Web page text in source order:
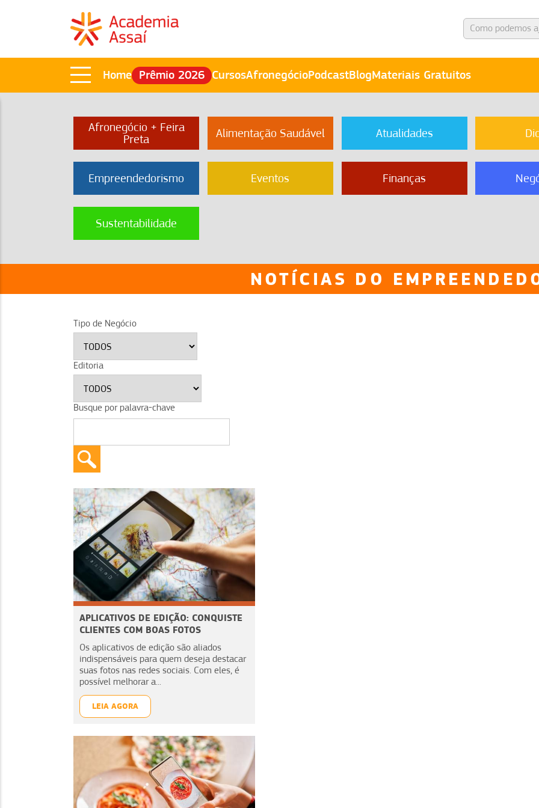
Home Prêmio 2026 CursosAfronegócioPodcastBlogMateriais Gratuitos
Afronegócio + Feira
Preta
Alimentação Saudável Atualidades
Empreendedorismo Eventos Finanças
Sustentabilidade
NOTÍCIAS DO
Tipo de Negócio
Editoria
Busque por palavra-chave
APLICATIVOS DE EDIÇÃO: CONQUISTE
CLIENTES COM BOAS FOTOS
Os aplicativos de edição são aliados
indispensáveis para quem deseja destacar
suas fotos nas redes sociais. Com eles, é
possível melhorar a...
LEIA AGORA